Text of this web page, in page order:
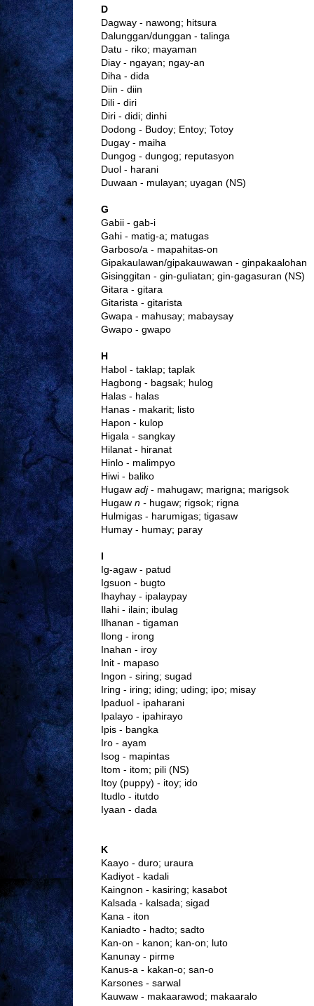
D
Dagway - nawong; hitsura
Dalunggan/dunggan - talinga
Datu - riko; mayaman
Diay - ngayan; ngay-an
Diha - dida
Diin - diin
Dili - diri
Diri - didi; dinhi
Dodong - Budoy; Entoy; Totoy
Dugay - maiha
Dungog - dungog; reputasyon
Duol - harani
Duwaan - mulayan; uyagan (NS)
G
Gabii - gab-i
Gahi - matig-a; matugas
Garboso/a - mapahitas-on
Gipakaulawan/gipakauwawan - ginpakaalohan
Gisinggitan - gin-guliatan; gin-gagasuran (NS)
Gitara - gitara
Gitarista - gitarista
Gwapa - mahusay; mabaysay
Gwapo - gwapo
H
Habol - taklap; taplak
Hagbong - bagsak; hulog
Halas - halas
Hanas - makarit; listo
Hapon - kulop
Higala - sangkay
Hilanat - hiranat
Hinlo - malimpyo
Hiwi - baliko
Hugaw adj- mahugaw; marigna; marigsok
Hugaw n - hugaw; rigsok; rigna
Hulmigas - harumigas; tigasaw
Humay - humay; paray
I
Ig-agaw - patud
Igsuon - bugto
Ihayhay - ipalaypay
Ilahi - ilain; ibulag
Ilhanan - tigaman
Ilong - irong
Inahan - iroy
Init - mapaso
Ingon - siring; sugad
Iring - iring; iding; uding; ipo; misay
Ipaduol - ipaharani
Ipalayo - ipahirayo
Ipis - bangka
Iro - ayam
Isog - mapintas
Itom - itom; pili (NS)
Itoy (puppy) - itoy; ido
Itudlo - itutdo
Iyaan - dada
K
Kaayo - duro; uraura
Kadiyot - kadali
Kaingnon - kasiring; kasabot
Kalsada - kalsada; sigad
Kana - iton
Kaniadto - hadto; sadto
Kan-on - kanon; kan-on; luto
Kanunay - pirme
Kanus-a - kakan-o; san-o
Karsones - sarwal
Kauwaw - makaarawod; makaaralo